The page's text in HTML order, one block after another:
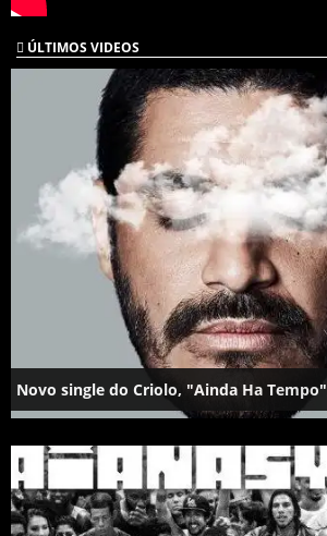
ÚLTIMOS VIDEOS
Novo single do Criolo, "Ainda Ha